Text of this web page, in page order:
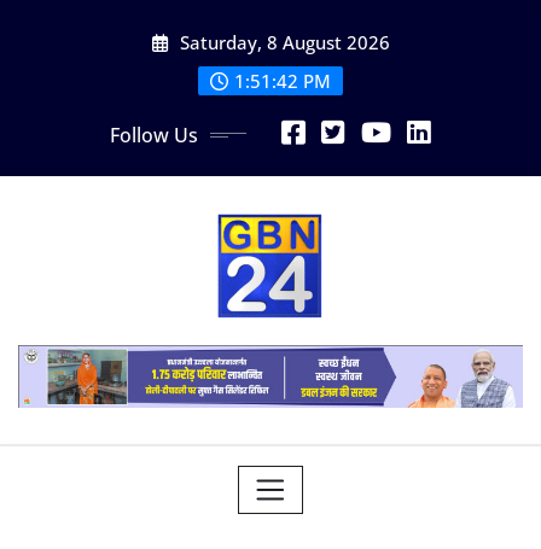
Saturday, 8 August 2026
1:51:43 PM
Follow Us